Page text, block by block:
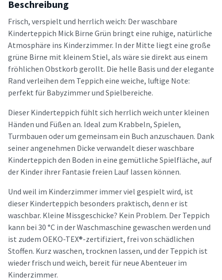
Beschreibung
Frisch, verspielt und herrlich weich: Der waschbare
Kinderteppich Mick Birne Grün bringt eine ruhige, natürliche
Atmosphäre ins Kinderzimmer. In der Mitte liegt eine große
grüne Birne mit kleinem Stiel, als wäre sie direkt aus einem
fröhlichen Obstkorb gerollt. Die helle Basis und der elegante
Rand verleihen dem Teppich eine weiche, luftige Note:
perfekt für Babyzimmer und Spielbereiche.
Dieser Kinderteppich fühlt sich herrlich weich unter kleinen
Händen und Füßen an. Ideal zum Krabbeln, Spielen,
Turmbauen oder um gemeinsam ein Buch anzuschauen. Dank
seiner angenehmen Dicke verwandelt dieser waschbare
Kinderteppich den Boden in eine gemütliche Spielfläche, auf
der Kinder ihrer Fantasie freien Lauf lassen können.
Und weil im Kinderzimmer immer viel gespielt wird, ist
dieser Kinderteppich besonders praktisch, denn er ist
waschbar. Kleine Missgeschicke? Kein Problem. Der Teppich
kann bei 30 °C in der Waschmaschine gewaschen werden und
ist zudem OEKO-TEX®-zertifiziert, frei von schädlichen
Stoffen. Kurz waschen, trocknen lassen, und der Teppich ist
wieder frisch und weich, bereit für neue Abenteuer im
Kinderzimmer.